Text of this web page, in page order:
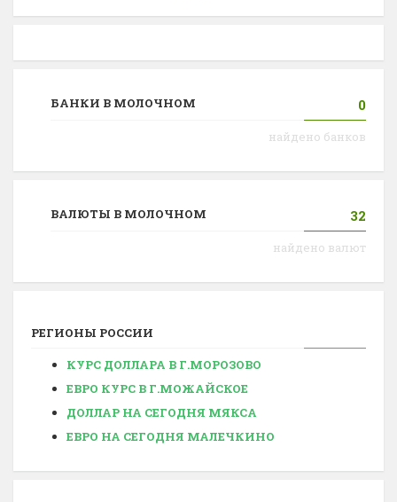
БАНКИ В МОЛОЧНОМ 0
найдено банков
ВАЛЮТЫ В МОЛОЧНОМ 32
найдено валют
РЕГИОНЫ РОССИИ
КУРС ДОЛЛАРА В Г.МОРОЗОВО
ЕВРО КУРС В Г.МОЖАЙСКОЕ
ДОЛЛАР НА СЕГОДНЯ МЯКСА
ЕВРО НА СЕГОДНЯ МАЛЕЧКИНО